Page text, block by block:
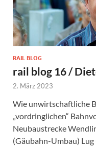
RAIL BLOG
rail blog 16 /
2. März 2023
Wie unwirtschaftliche
„vordringlichen“
Neubaustrecke
(Gäubahn-Umbau)